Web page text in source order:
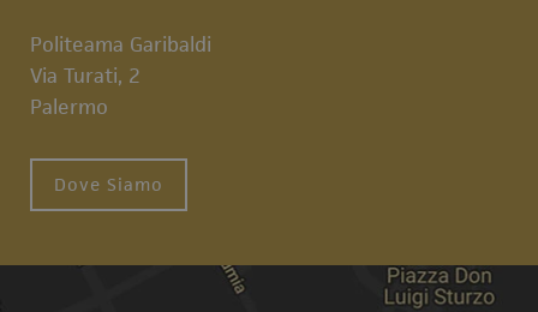
Politeama Garibaldi
Via Turati, 2
Palermo
Dove Siamo